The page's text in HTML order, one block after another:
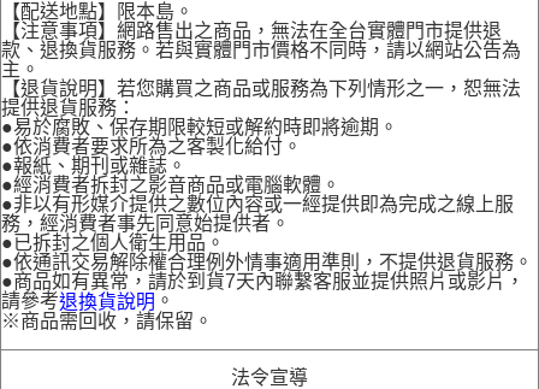
【配送地點】限本島。
【注意事項】網路售出之商品，無法在全台實體門市提供退
款、退換貨服務。若與實體門市價格不同時，請以網站公告為
主。
【退貨說明】若您購買之商品或服務為下列情形之一，恕無法
提供退貨服務：
●易於腐敗、保存期限較短或解約時即將逾期。
●依消費者要求所為之客製化給付。
●報紙、期刊或雜誌。
●經消費者拆封之影音商品或電腦軟體。
●非以有形媒介提供之數位內容或一經提供即為完成之線上服
務，經消費者事先同意始提供者。
●已拆封之個人衛生用品。
●依通訊交易解除權合理例外情事適用準則，不提供退貨服務。
●商品如有異常，請於到貨7天內聯繫客服並提供照片或影片，
請參考退換貨說明 。
※商品需回收，請保留。
法令宣導